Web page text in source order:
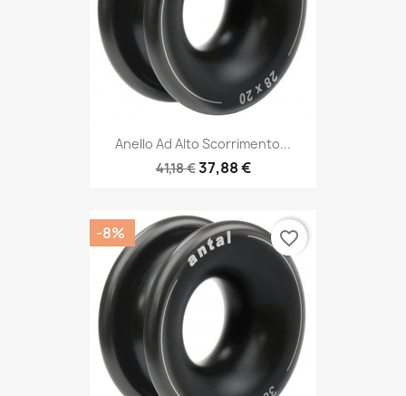
Anello Ad Alto Scorrimento...
41,18 €37,88 €
-8% favorite_border